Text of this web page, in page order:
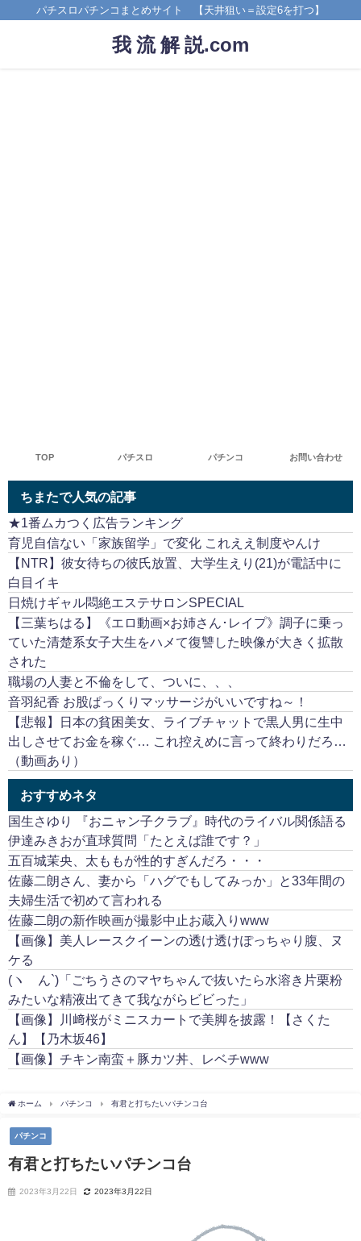
パチスロパチンコまとめサイト 【天井狙い＝設定6を打つ】
我 流 解 説.com
TOP パチスロ パチンコ お問い合わせ
ちまたで人気の記事
★1番ムカつく広告ランキング
育児自信ない「家族留学」で変化 これええ制度やんけ
【NTR】彼女待ちの彼氏放置、大学生えり(21)が電話中に
白目イキ
日焼けギャル悶絶エステサロンSPECIAL
【三葉ちはる】《エロ動画×お姉さん･レイプ》調子に乗っ
ていた清楚系女子大生をハメて復讐した映像が大きく拡散
された
職場の人妻と不倫をして、ついに、、、
音羽紀香 お股ぱっくりマッサージがいいですね～！
【悲報】日本の貧困美女、ライブチャットで黒人男に生中
出しさせてお金を稼ぐ… これ控えめに言って終わりだろ…
（動画あり）
おすすめネタ
国生さゆり 『おニャン子クラブ』時代のライバル関係語る
伊達みきおが直球質問「たとえば誰です？」
五百城茉央、太ももが性的すぎんだろ・・・
佐藤二朗さん、妻から「ハグでもしてみっか」と33年間の
夫婦生活で初めて言われる
佐藤二朗の新作映画が撮影中止お蔵入りwww
【画像】美人レースクイーンの透け透けぽっちゃり腹、ヌ
ケる
(ヽ´ん`)「ごちうさのマヤちゃんで抜いたら水溶き片栗粉
みたいな精液出てきて我ながらビビった」
【画像】川﨑桜がミニスカートで美脚を披露！【さくた
ん】【乃木坂46】
【画像】チキン南蛮＋豚カツ丼、レベチwww
ホーム パチンコ 有君と打ちたいパチンコ台
パチンコ
有君と打ちたいパチンコ台
2023年3月22日 2023年3月22日